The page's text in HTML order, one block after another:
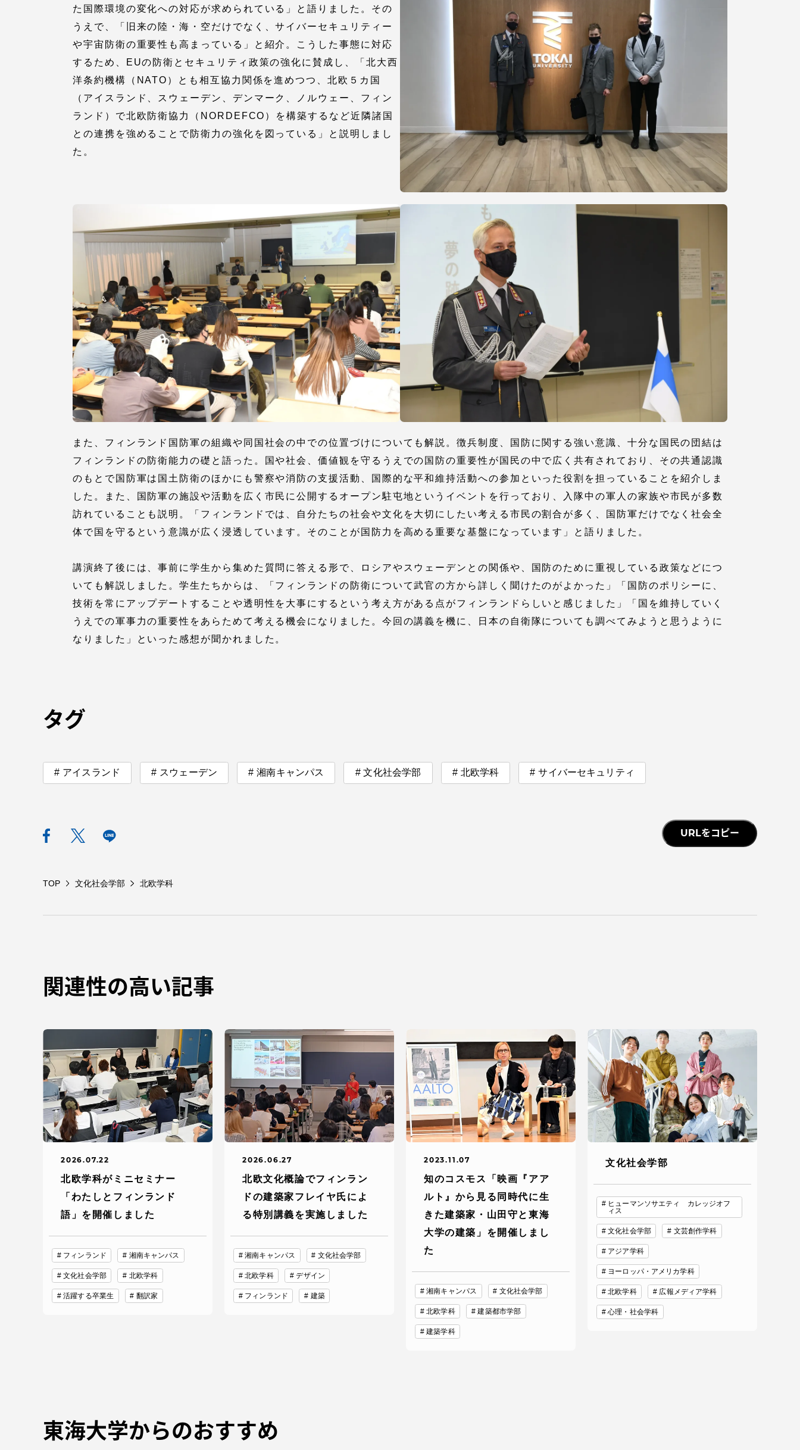
た国際環境の変化への対応が求められている」と語りました。その
うえで、「旧来の陸・海・空だけでなく、サイバーセキュリティー
や宇宙防衛の重要性も高まっている」と紹介。こうした事態に対応
するため、EUの防衛とセキュリティ政策の強化に賛成し、「北大西
洋条約機構（NATO）とも相互協力関係を進めつつ、北欧５カ国
（アイスランド、スウェーデン、デンマーク、ノルウェー、フィン
ランド）で北欧防衛協力（NORDEFCO）を構築するなど近隣諸国
との連携を強めることで防衛力の強化を図っている」と説明しまし
た。
また、フィンランド国防軍の組織や同国社会の中での位置づけについても解説。徴兵制度、国防に関する強い意識、十分な国民の団結は
フィンランドの防衛能力の礎と語った。国や社会、価値観を守るうえでの国防の重要性が国民の中で広く共有されており、その共通認識
のもとで国防軍は国土防衛のほかにも警察や消防の支援活動、国際的な平和維持活動への参加といった役割を担っていることを紹介しま
した。また、国防軍の施設や活動を広く市民に公開するオープン駐屯地というイベントを行っており、入隊中の軍人の家族や市民が多数
訪れていることも説明。「フィンランドでは、自分たちの社会や文化を大切にしたい考える市民の割合が多く、国防軍だけでなく社会全
体で国を守るという意識が広く浸透しています。そのことが国防力を高める重要な基盤になっています」と語りました。
講演終了後には、事前に学生から集めた質問に答える形で、ロシアやスウェーデンとの関係や、国防のために重視している政策などにつ
いても解説しました。学生たちからは、「フィンランドの防衛について武官の方から詳しく聞けたのがよかった」「国防のポリシーに、
技術を常にアップデートすることや透明性を大事にするという考え方がある点がフィンランドらしいと感じました」「国を維持していく
うえでの軍事力の重要性をあらためて考える機会になりました。今回の講義を機に、日本の自衛隊についても調べてみようと思うように
なりました」といった感想が聞かれました。
タグ
アイスランド スウェーデン 湘南キャンパス 文化社会学部 北欧学科 サイバーセキュリティ
URLをコピー
TOP 文化社会学部 北欧学科
関連性の高い記事
2026.07.22
北欧学科がミニセミナー
「わたしとフィンランド
語」を開催しました
フィンランド 湘南キャンパス
文化社会学部 北欧学科
活躍する卒業生 翻訳家
2026.06.27
北欧文化概論でフィンラン
ドの建築家フレイヤ氏によ
る特別講義を実施しました
湘南キャンパス 文化社会学部
北欧学科 デザイン
フィンランド 建築
2023.11.07
知のコスモス「映画『アア
ルト』から見る同時代に生
きた建築家・山田守と東海
大学の建築」を開催しまし
た
湘南キャンパス 文化社会学部
北欧学科 建築都市学部
建築学科
文化社会学部
ヒューマンソサエティ カレッジオフ
ィス
文化社会学部 文芸創作学科
アジア学科
ヨーロッパ・アメリカ学科
北欧学科 広報メディア学科
心理・社会学科
東海大学からのおすすめ
グローバルネットワーク
グローバルネットワーク
海外派遣留学プログラム –
TOKAI Outbound
留学生への情報 – TOKAI
Inbound
外国人研究者
特色ある国際活動
グローバル大学へ向けた取り組
みのための基本理念
語学教育センター
学外連携
学外連携
産官学連携
地域連携
学園ネットワーク
学園ネットワーク
卒業生サービス
関連教育機関
各種情報・お問い合わせ
各種情報・お問い合わせ
サイトマップ
サイト閲覧環境
プライバシーポリシー
免責事項
アクセス情報
阿蘇くまもと
臨空キャンパス
札幌キャンパス
及び養成する人材
像と３つのポリシ